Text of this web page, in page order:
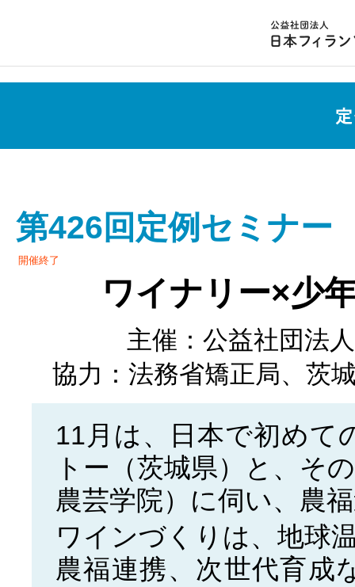
第426回定例セミナー
開催終了
ワイナリー×少
主催：公益社団法
協力：法務省矯正局、茨
11月は、日本で初めて
トー（茨城県）と、そ
農芸学院）に伺い、農
ワインづくりは、地球
農福連携、次世代育成